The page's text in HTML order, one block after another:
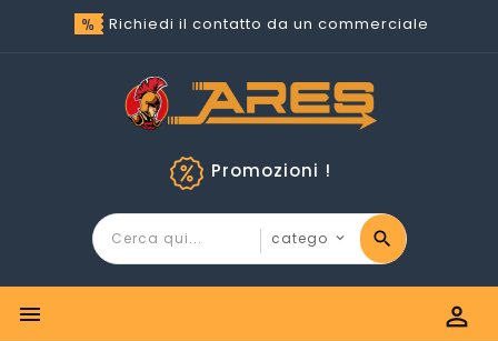
Richiedi il contatto da un commerciale
Promozioni !
 